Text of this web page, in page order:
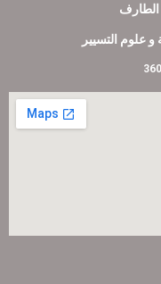
الطارف
و علوم التسيير